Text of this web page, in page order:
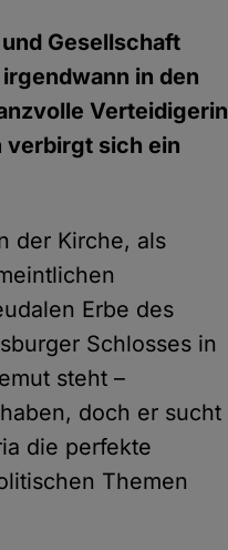
Gesellschaft
in den
Verteidigerin
verbirgt sich ein
der Kirche, als
Erbe des
Schlosses in
steht –
doch er sucht
die perfekte
Themen